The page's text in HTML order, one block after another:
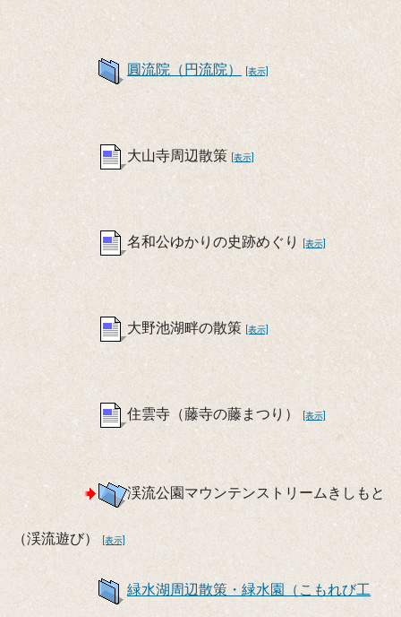
圓流院（円流院） [表示]
大山寺周辺散策 [表示]
名和公ゆかりの史跡めぐり [表示]
大野池湖畔の散策 [表示]
住雲寺（藤寺の藤まつり） [表示]
渓流公園マウンテンストリームきしもと
（渓流遊び） [表示]
緑水湖周辺散策・緑水園（こもれび工